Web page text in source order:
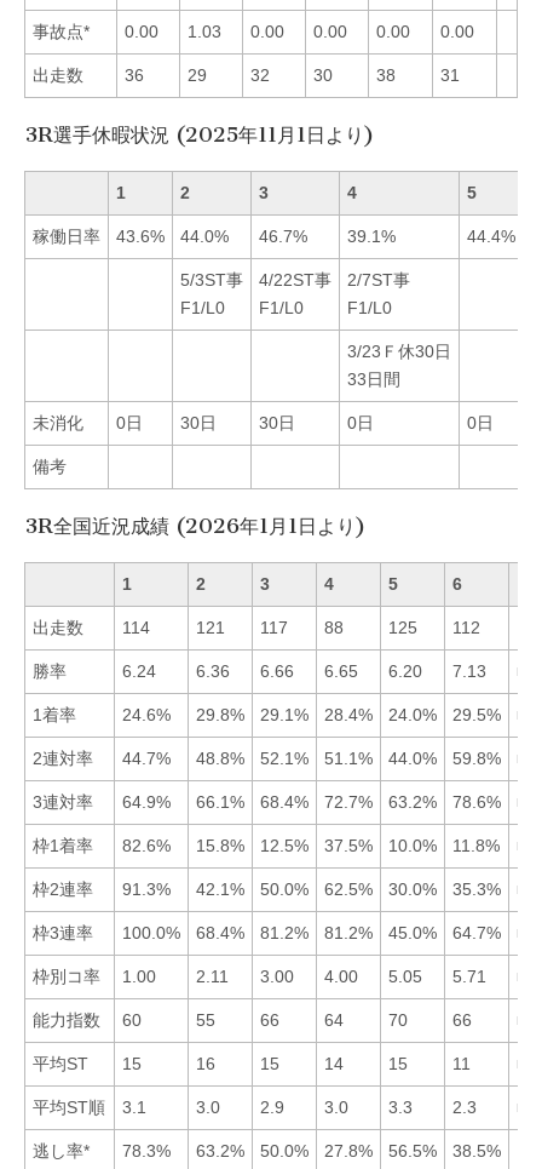
事故点* 0.00 1.03 0.00 0.00 0.00 0.00
出走数 36 29 32 30 38 31
3R選手休暇状況 (2025年11月1日より)
1 2 3 4 5
稼働日率 43.6% 44.0% 46.7% 39.1% 44.4%
5/3ST事
F1/L0
4/22ST事
F1/L0
2/7ST事
F1/L0
3/23Ｆ休30日
33日間
未消化 0日 30日 30日 0日 0日
備考
3R全国近況成績 (2026年1月1日より)
1 2 3 4 5 6
出走数 114 121 117 88 125 112
勝率 6.24 6.36 6.66 6.65 6.20 7.13
1着率 24.6% 29.8% 29.1% 28.4% 24.0% 29.5%
2連対率 44.7% 48.8% 52.1% 51.1% 44.0% 59.8%
3連対率 64.9% 66.1% 68.4% 72.7% 63.2% 78.6%
枠1着率 82.6% 15.8% 12.5% 37.5% 10.0% 11.8%
枠2連率 91.3% 42.1% 50.0% 62.5% 30.0% 35.3%
枠3連率 100.0% 68.4% 81.2% 81.2% 45.0% 64.7%
枠別コ率 1.00 2.11 3.00 4.00 5.05 5.71
能力指数 60 55 66 64 70 66
平均ST 15 16 15 14 15 11
平均ST順 3.1 3.0 2.9 3.0 3.3 2.3
逃し率* 78.3% 63.2% 50.0% 27.8% 56.5% 38.5%